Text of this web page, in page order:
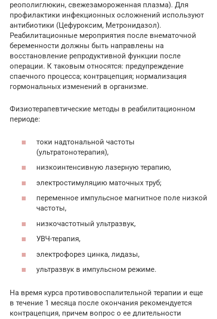
реополиглюкин, свежезамороженная плазма). Для
профилактики инфекционных осложнений используют
антибиотики (Цефуроксим, Метронидазол).
Реабилитационные мероприятия после внематочной
беременности должны быть направлены на
восстановление репродуктивной функции после
операции. К таковым относятся: предупреждение
спаечного процесса; контрацепция; нормализация
гормональных изменений в организме.
Физиотерапевтические методы в реабилитационном
периоде:
токи надтональной частоты
(ультратонотерапия),
низкоинтенсивную лазерную терапию,
электростимуляцию маточных труб;
переменное импульсное магнитное поле низкой
частоты,
низкочастотный ультразвук,
УВЧ-терапия,
электрофорез цинка, лидазы,
ультразвук в импульсном режиме.
На время курса противовоспалительной терапии и еще
в течение 1 месяца после окончания рекомендуется
контрацепция, причем вопрос о ее длительности